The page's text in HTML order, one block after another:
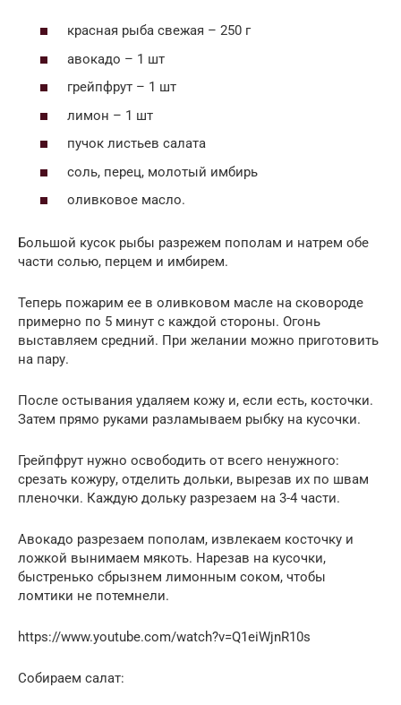
красная рыба свежая – 250 г
авокадо – 1 шт
грейпфрут – 1 шт
лимон – 1 шт
пучок листьев салата
соль, перец, молотый имбирь
оливковое масло.
Большой кусок рыбы разрежем пополам и натрем обе
части солью, перцем и имбирем.
Теперь пожарим ее в оливковом масле на сковороде
примерно по 5 минут с каждой стороны. Огонь
выставляем средний. При желании можно приготовить
на пару.
После остывания удаляем кожу и, если есть, косточки.
Затем прямо руками разламываем рыбку на кусочки.
Грейпфрут нужно освободить от всего ненужного:
срезать кожуру, отделить дольки, вырезав их по швам
пленочки. Каждую дольку разрезаем на 3-4 части.
Авокадо разрезаем пополам, извлекаем косточку и
ложкой вынимаем мякоть. Нарезав на кусочки,
быстренько сбрызнем лимонным соком, чтобы
ломтики не потемнели.
https://www.youtube.com/watch?v=Q1eiWjnR10s
Собираем салат: